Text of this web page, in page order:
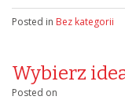
Posted in Bez kategorii
Wybierz
Posted on